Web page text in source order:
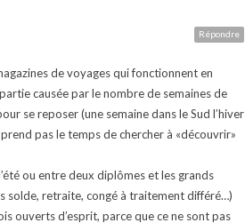
Répondre
de voyages qui fonctionnent en
causée par le nombre de semaines de
se reposer (une semaine dans le Sud l’hiver
pas le temps de chercher à «découvrir»
ou entre deux diplômes et les grands
solde, retraite, congé à traitement différé…)
ouverts d’esprit, parce que ce ne sont pas